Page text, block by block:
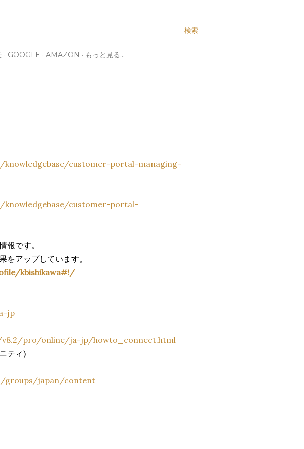
検索
GOOGLE AMAZON もっと見る…
customer-portal-managing-
customer-portal-
報です。
をアップしています。
kbishikawa#!/
jp
v8.2/pro/online/ja-jp/howto_connect.html
ティ)
groups/japan/content